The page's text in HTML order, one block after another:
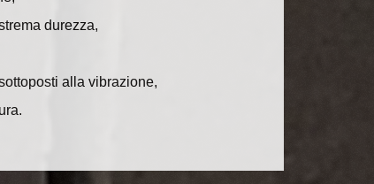
durezza,
alla vibrazione,